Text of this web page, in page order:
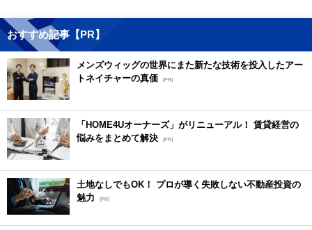
おすすめ記事【PR】
メンズウィッグの世界にまた新たな技術を投入したアー
トネイチャーの真価 [PR]
「HOME4Uオーナーズ」がリニューアル！ 賃貸経営の
悩みをまとめて解決 [PR]
土地なしでもOK！ プロが導く失敗しない不動産投資の
魅力
[PR]